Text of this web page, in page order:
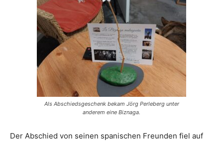
Als Abschiedsgeschenk bekam Jörg Perleberg unter
anderem eine Biznaga.
Der Abschied von seinen spanischen Freunden fiel auf